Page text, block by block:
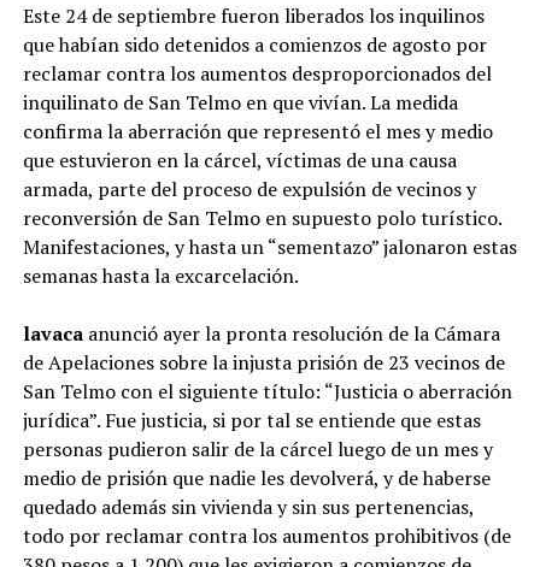
Este 24 de septiembre fueron liberados los inquilinos
que habían sido detenidos a comienzos de agosto por
reclamar contra los aumentos desproporcionados del
inquilinato de San Telmo en que vivían. La medida
confirma la aberración que representó el mes y medio
que estuvieron en la cárcel, víctimas de una causa
armada, parte del proceso de expulsión de vecinos y
reconversión de San Telmo en supuesto polo turístico.
Manifestaciones, y hasta un “sementazo” jalonaron estas
semanas hasta la excarcelación.
lavacaanunció ayer la pronta resolución de la Cámara
de Apelaciones sobre la injusta prisión de 23 vecinos de
San Telmo con el siguiente título: “Justicia o aberración
jurídica”. Fue justicia, si por tal se entiende que estas
personas pudieron salir de la cárcel luego de un mes y
medio de prisión que nadie les devolverá, y de haberse
quedado además sin vivienda y sin sus pertenencias,
todo por reclamar contra los aumentos prohibitivos (de